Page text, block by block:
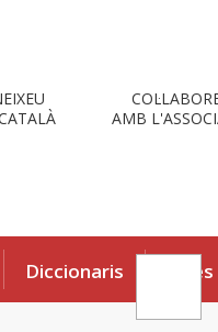
AMB
Diccionaris Eines